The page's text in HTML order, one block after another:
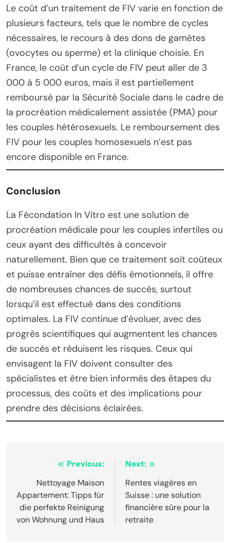
Le coût d’un traitement de FIV varie en fonction de
plusieurs facteurs, tels que le nombre de cycles
nécessaires, le recours à des dons de gamètes
(ovocytes ou sperme) et la clinique choisie. En
France, le coût d’un cycle de FIV peut aller de 3
000 à 5 000 euros, mais il est partiellement
remboursé par la Sécurité Sociale dans le cadre de
la procréation médicalement assistée (PMA) pour
les couples hétérosexuels. Le remboursement des
FIV pour les couples homosexuels n’est pas
encore disponible en France.
Conclusion
La Fécondation In Vitro est une solution de
procréation médicale pour les couples infertiles ou
ceux ayant des difficultés à concevoir
naturellement. Bien que ce traitement soit coûteux
et puisse entraîner des défis émotionnels, il offre
de nombreuses chances de succès, surtout
lorsqu’il est effectué dans des conditions
optimales. La FIV continue d’évoluer, avec des
progrès scientifiques qui augmentent les chances
de succès et réduisent les risques. Ceux qui
envisagent la FIV doivent consulter des
spécialistes et être bien informés des étapes du
processus, des coûts et des implications pour
prendre des décisions éclairées.
navigation
Previous:
Nettoyage Maison
Appartement: Tipps für
die perfekte Reinigung
von Wohnung und Haus
Next:
Rentes viagères en
Suisse : une solution
financière sûre pour la
retraite